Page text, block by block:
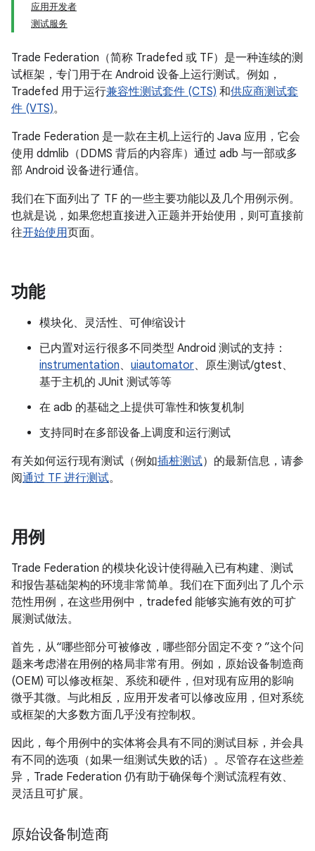
应用开发者
测试服务
Trade Federation（简称 Tradefed 或 TF）是一种连续的测
试框架，专门用于在 Android 设备上运行测试。例如，
Tradefed 用于运行兼容性测试套件 (CTS) 和供应商测试套
件 (VTS)。
Trade Federation 是一款在主机上运行的 Java 应用，它会
使用 ddmlib（DDMS 背后的内容库）通过 adb 与一部或多
部 Android 设备进行通信。
我们在下面列出了 TF 的一些主要功能以及几个用例示例。
也就是说，如果您想直接进入正题并开始使用，则可直接前
往开始使用页面。
功能
模块化、灵活性、可伸缩设计
已内置对运行很多不同类型 Android 测试的支持：
instrumentation、 uiautomator、原生测试/gtest、
基于主机的 JUnit 测试等等
在 adb 的基础之上提供可靠性和恢复机制
支持同时在多部设备上调度和运行测试
有关如何运行现有测试（例如插桩测试）的最新信息，请参
阅通过 TF 进行测试。
用例
Trade Federation 的模块化设计使得融入已有构建、测试
和报告基础架构的环境非常简单。我们在下面列出了几个示
范性用例，在这些用例中，tradefed 能够实施有效的可扩
展测试做法。
首先，从“哪些部分可被修改，哪些部分固定不变？”这个问
题来考虑潜在用例的格局非常有用。例如，原始设备制造商
(OEM) 可以修改框架、系统和硬件，但对现有应用的影响
微乎其微。与此相反，应用开发者可以修改应用，但对系统
或框架的大多数方面几乎没有控制权。
因此，每个用例中的实体将会具有不同的测试目标，并会具
有不同的选项（如果一组测试失败的话）。尽管存在这些差
异，Trade Federation 仍有助于确保每个测试流程有效、
灵活且可扩展。
原始设备制造商